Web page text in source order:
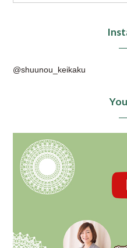
@shuunou_keikaku